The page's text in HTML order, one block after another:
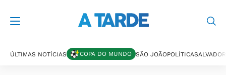
ÚLTIMAS NOTÍCIAS COPA DO MUNDO SÃO JOÃOPOLÍTICASALVADOR